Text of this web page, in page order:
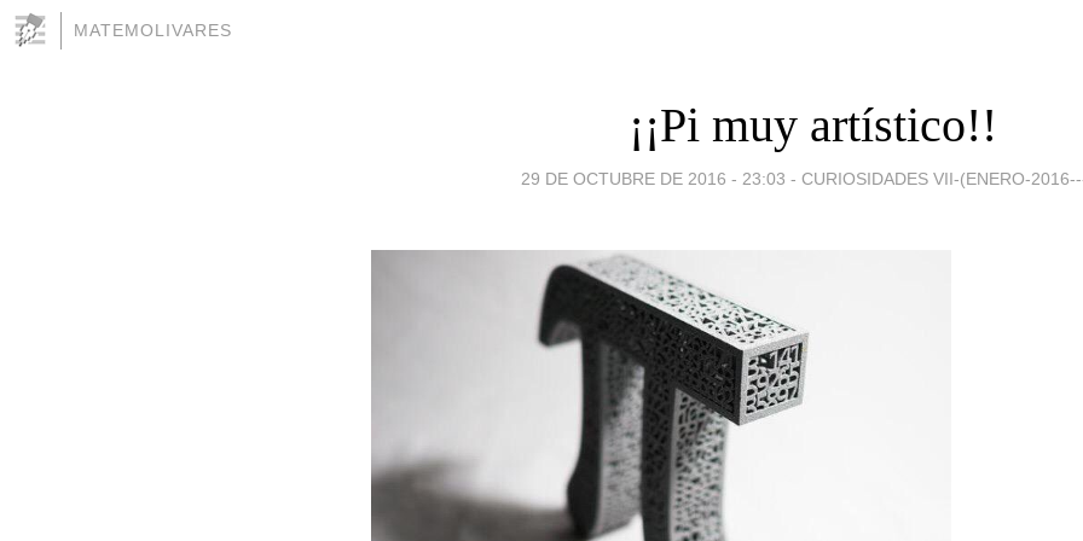
MATEMOLIVARES
¡¡Pi muy artístico!!
29 DE OCTUBRE DE 2016 - 23:03 - CURIOSIDADES VII-(ENERO-